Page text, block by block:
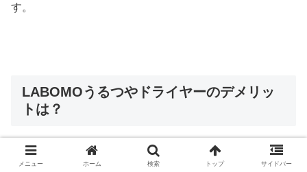
す。
LABOMOうるつやドライヤーのデメリッ
トは？
LABOMOうるつやドライヤーのデメリットについてもチ
メニュー ホーム 検索 トップ サイドバー